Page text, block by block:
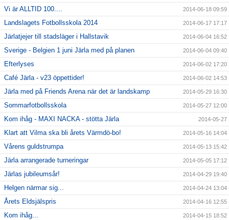
Vi är ALLTID 100.... 2014-06-18 09:59
Landslagets Fotbollsskola 2014 2014-06-17 17:17
Järlatjejer till stadsläger i Hallstavik 2014-06-04 16:52
Sverige - Belgien 1 juni Järla med på planen 2014-06-04 09:40
Efterlyses 2014-06-02 17:20
Café Järla - v23 öppettider! 2014-06-02 14:53
Järla med på Friends Arena när det är landskamp 2014-05-29 16:30
Sommarfotbollsskola 2014-05-27 12:00
Kom ihåg - MAXI NACKA - stötta Järla 2014-05-27
Klart att Vilma ska bli årets Värmdö-bo! 2014-05-16 14:04
Vårens guldstrumpa 2014-05-13 15:42
Järla arrangerade turneringar 2014-05-05 17:12
Järlas jubileumsår! 2014-04-29 19:40
Helgen närmar sig... 2014-04-24 13:04
Årets Eldsjälspris 2014-04-16 12:55
Kom ihåg... 2014-04-15 18:52